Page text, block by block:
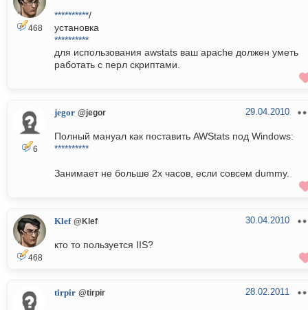
468
**********/
установка
**********
для использования awstats ваш apache должен уметь
работать с перл скриптами.
6
jegor @jegor 29.04.2010
Полный мануал как поставить AWStats под Windows:
**********
Занимает не больше 2х часов, если совсем dummy.
468
Klef @Klef 30.04.2010
кто то пользуется IIS?
tirpir @tirpir 28.02.2011